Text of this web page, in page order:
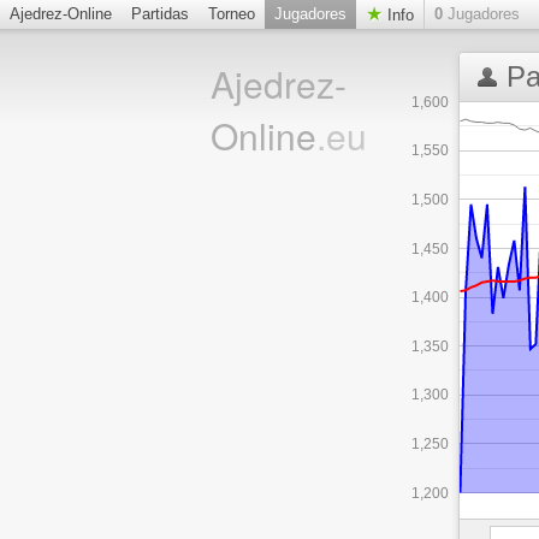
Ajedrez-Online Partidas Torneo Jugadores Info 0 Jugadores
Ajedrez-
Online.eu
1,200
1,250
1,300
1,350
1,400
1,450
1,500
1,550
1,600